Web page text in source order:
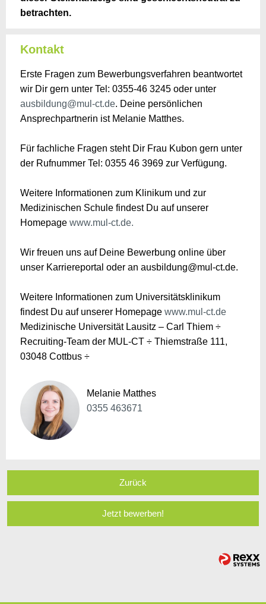
betrachten.
Kontakt
Erste Fragen zum Bewerbungsverfahren beantwortet
wir Dir gern unter Tel: 0355-46 3245 oder unter
ausbildung@mul-ct.de. Deine persönlichen
Ansprechpartnerin ist Melanie Matthes.
Für fachliche Fragen steht Dir Frau Kubon gern unter
der Rufnummer Tel: 0355 46 3969 zur Verfügung.
Weitere Informationen zum Klinikum und zur
Medizinischen Schule findest Du auf unserer
Homepage www.mul-ct.de.
Wir freuen uns auf Deine Bewerbung online über
unser Karriereportal oder an ausbildung@mul-ct.de.
Weitere Informationen zum Universitätsklinikum
findest Du auf unserer Homepage www.mul-ct.de
Medizinische Universität Lausitz – Carl Thiem ÷
Recruiting-Team der MUL-CT ÷ Thiemstraße 111,
03048 Cottbus ÷
Melanie Matthes
0355 463671
Zurück
Jetzt bewerben!